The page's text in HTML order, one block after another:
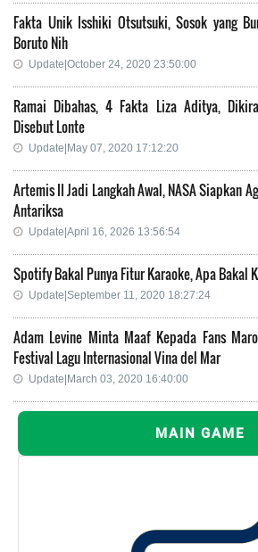
Fakta Unik Isshiki Otsutsuki, Sosok yang
Boruto Nih
Update|October 24, 2020 23:50:00
Ramai Dibahas, 4 Fakta Liza Aditya,
Disebut Lonte
Update|May 07, 2020 17:12:20
Artemis II Jadi Langkah Awal, NASA Siapkan
Antariksa
Update|April 16, 2026 13:56:54
Spotify Bakal Punya Fitur Karaoke, Apa Bakal
Update|September 11, 2020 18:27:24
Adam Levine Minta Maaf Kepada Fans
Festival Lagu Internasional Vina del Mar
Update|March 03, 2020 16:40:00
MAIN GAME